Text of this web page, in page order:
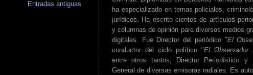
Entradas antiguas
ha especializado en temas policiales,
jurídicos. Ha escrito cientos de artículos
y columnas de opinión para diversos medios
digitales. Fue Director del periódico "El
conductor del ciclo político "El Observador
entre otros tantos, Director Periodístico y
General de diversas emisoras radiales. Es